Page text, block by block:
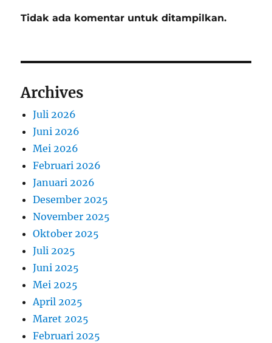
Tidak ada komentar untuk ditampilkan.
Archives
Juli 2026
Juni 2026
Mei 2026
Februari 2026
Januari 2026
Desember 2025
November 2025
Oktober 2025
Juli 2025
Juni 2025
Mei 2025
April 2025
Maret 2025
Februari 2025